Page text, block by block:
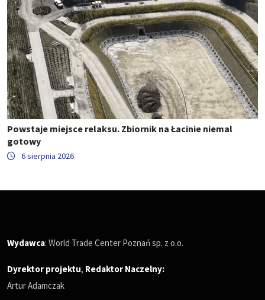
Powstaje miejsce relaksu. Zbiornik na Łacinie niemal
gotowy
6 sierpnia 2026
Wydawca: World Trade Center Poznań sp. z o.o.
Dyrektor projektu, Redaktor Naczelny:
Artur Adamczak